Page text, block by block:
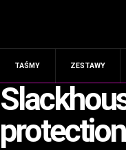
TAŚMY ZESTAWY